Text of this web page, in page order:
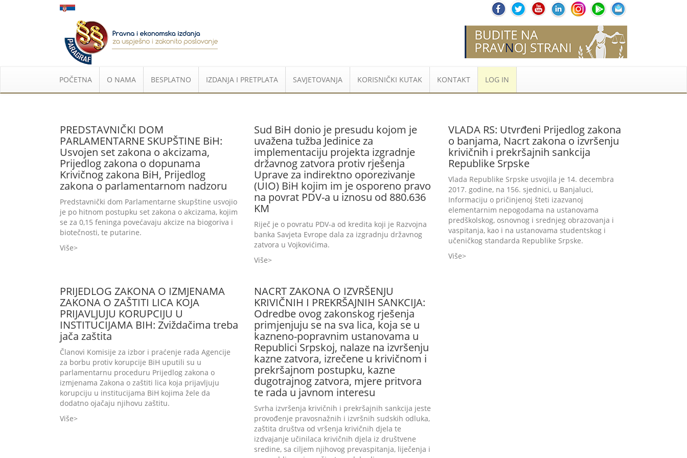
POČETNA O NAMA BESPLATNO IZDANJA I PRETPLATA SAVJETOVANJA KORISNIČKI KUTAK KONTAKT LOG IN
PREDSTAVNIČKI DOM
PARLAMENTARNE SKUPŠTINE BiH:
Usvojen set zakona o akcizama,
Prijedlog zakona o dopunama
Krivičnog zakona BiH, Prijedlog
zakona o parlamentarnom nadzoru
Predstavnički dom Parlamentarne skupštine usvojio
je po hitnom postupku set zakona o akcizama, kojim
se za 0,15 feninga povećavaju akcize na biogoriva i
biotečnosti, te putarine.
Više
Sud BiH donio je presudu kojom je
uvažena tužba Jedinice za
implementaciju projekta izgradnje
državnog zatvora protiv rješenja
Uprave za indirektno oporezivanje
(UIO) BiH kojim im je osporeno pravo
na povrat PDV-a u iznosu od 880.636
KM
Riječ je o povratu PDV-a od kredita koji je Razvojna
banka Savjeta Evrope dala za izgradnju državnog
zatvora u Vojkovićima.
Više
VLADA RS: Utvrđeni Prijedlog zakona
o banjama, Nacrt zakona o izvršenju
krivičnih i prekršajnih sankcija
Republike Srpske
Vlada Republike Srpske usvojila je 14. decembra
2017. godine, na 156. sjednici, u Banjaluci,
Informaciju o pričinjenoj šteti izazvanoj
elementarnim nepogodama na ustanovama
predškolskog, osnovnog i srednjeg obrazovanja i
vaspitanja, kao i na ustanovama studentskog i
učeničkog standarda Republike Srpske.
Više
PRIJEDLOG ZAKONA O IZMJENAMA
ZAKONA O ZAŠTITI LICA KOJA
PRIJAVLJUJU KORUPCIJU U
INSTITUCIJAMA BIH: Zviždačima treba
jača zaštita
Članovi Komisije za izbor i praćenje rada Agencije
za borbu protiv korupcije BiH uputili su u
parlamentarnu proceduru Prijedlog zakona o
izmjenama Zakona o zaštiti lica koja prijavljuju
korupciju u institucijama BiH kojima žele da
dodatno ojačaju njihovu zaštitu.
Više
NACRT ZAKONA O IZVRŠENJU
KRIVIČNIH I PREKRŠAJNIH SANKCIJA:
Odredbe ovog zakonskog rješenja
primjenjuju se na sva lica, koja se u
kazneno-popravnim ustanovama u
Republici Srpskoj, nalaze na izvršenju
kazne zatvora, izrečene u krivičnom i
prekršajnom postupku, kazne
dugotrajnog zatvora, mjere pritvora
te rada u javnom interesu
Svrha izvršenja krivičnih i prekršajnih sankcija jeste
provođenje pravosnažnih i izvršnih sudskih odluka,
zaštita društva od vršenja krivičnih djela te
izdvajanje učinilaca krivičnih djela iz društvene
sredine, sa ciljem njihovog prevaspitanja, liječenja i